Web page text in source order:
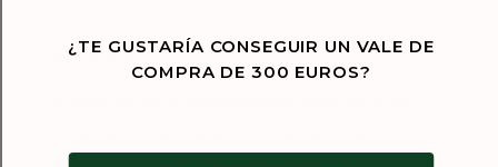
★★★★★
¿TE GUSTARÍA CONSEGUIR UN VALE DE
COMPRA DE 300 EUROS?